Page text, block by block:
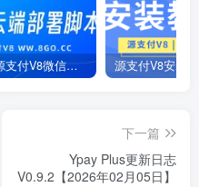
Ypay源支付V8微信云端一键部署脚本
下一篇
Ypay Plus更新日志
V0.9.2【2026年02月05日】